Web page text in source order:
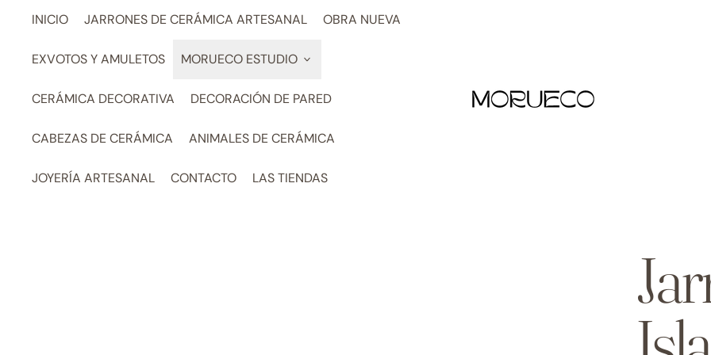
INICIO JARRONES DE CERÁMICA ARTESANAL OBRA NUEVA
EXVOTOS Y AMULETOS MORUECO ESTUDIO
CERÁMICA DECORATIVA DECORACIÓN DE PARED
CABEZAS DE CERÁMICA ANIMALES DE CERÁMICA
JOYERÍA ARTESANAL CONTACTO LAS TIENDAS